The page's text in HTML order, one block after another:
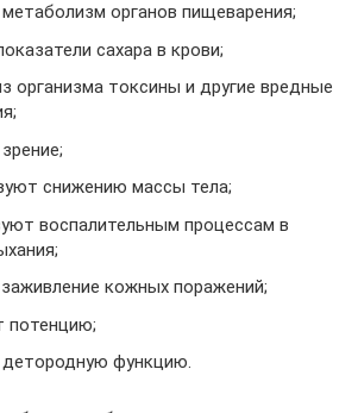
органов пищеварения;
сахара в крови;
организма токсины и другие вредные
снижению массы тела;
воспалительным процессам в
кожных поражений;
функцию.